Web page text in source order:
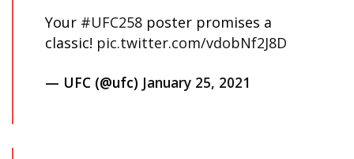
Your #UFC258 poster promises a
classic! pic.twitter.com/vdobNf2J8D
— UFC (@ufc) January 25, 2021